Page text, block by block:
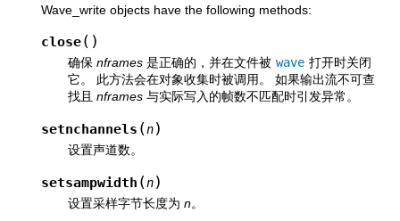
Wave_write objects have the following methods:
close( )
确保 nframes 是正确的，并在文件被 wave 打开时关闭
它。 此方法会在对象收集时被调用。 如果输出流不可查
找且 nframes 与实际写入的帧数不匹配时引发异常。
setnchannels (n)
设置声道数。
setsampwidth (n)
设置采样字节长度为 n。